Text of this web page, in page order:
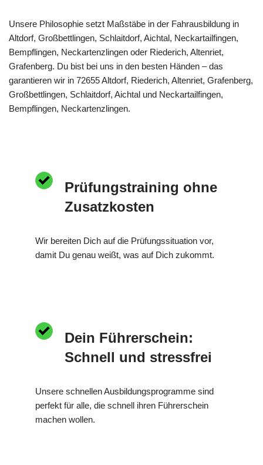
Unsere Philosophie setzt Maßstäbe in der Fahrausbildung in
Altdorf, Großbettlingen, Schlaitdorf, Aichtal, Neckartailfingen,
Bempflingen, Neckartenzlingen oder Riederich, Altenriet,
Grafenberg. Du bist bei uns in den besten Händen – das
garantieren wir in 72655 Altdorf, Riederich, Altenriet, Grafenberg,
Großbettlingen, Schlaitdorf, Aichtal und Neckartailfingen,
Bempflingen, Neckartenzlingen.
Prüfungstraining ohne
Zusatzkosten
Wir bereiten Dich auf die Prüfungssituation vor,
damit Du genau weißt, was auf Dich zukommt.
Dein Führerschein:
Schnell und stressfrei
Unsere schnellen Ausbildungsprogramme sind
perfekt für alle, die schnell ihren Führerschein
machen wollen.